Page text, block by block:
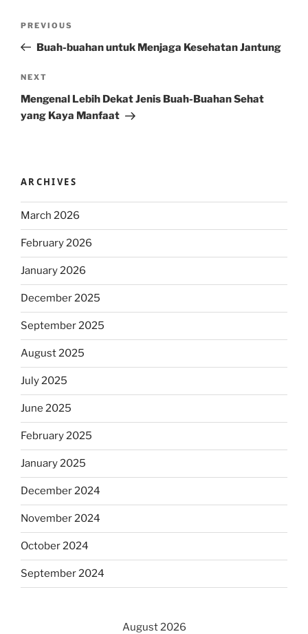
Previous
Post
PREVIOUS
Buah-buahan untuk Menjaga Kesehatan Jantung
Next
Post
NEXT
Mengenal Lebih Dekat Jenis Buah-Buahan Sehat
yang Kaya Manfaat
ARCHIVES
March 2026
February 2026
January 2026
December 2025
September 2025
August 2025
July 2025
June 2025
February 2025
January 2025
December 2024
November 2024
October 2024
September 2024
August 2026